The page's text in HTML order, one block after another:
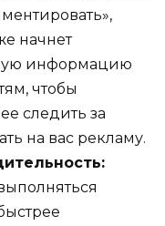
начнет
информацию
чтобы
следить за
на вас рекламу.